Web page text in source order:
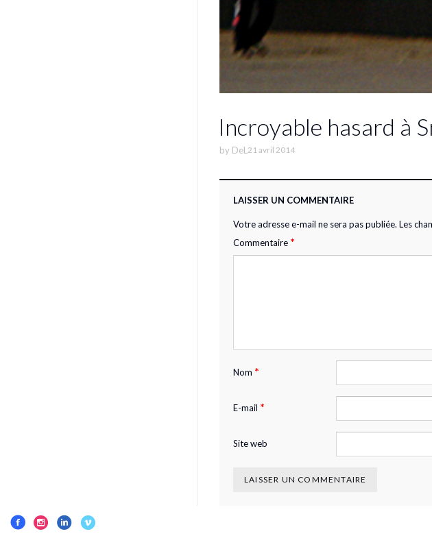
Incroyable hasard à
by DeL 21 avril 2014
LAISSER UN COMMENTAIRE
Votre adresse e-mail ne sera pas publiée. Les
Commentaire *
Nom *
E-mail *
Site web